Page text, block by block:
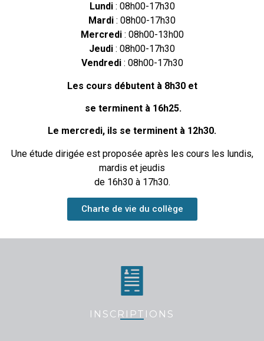
Lundi: 08h00-17h30
Mardi : 08h00-17h30
Mercredi: 08h00-13h00
Jeudi : 08h00-17h30
Vendredi: 08h00-17h30
Les cours débutent à 8h30 et
se terminent à 16h25.
Le mercredi, ils se terminent à 12h30.
Une étude dirigée est proposée après les cours les lundis,
mardis et jeudis
de 16h30 à 17h30.
Charte de vie du collège
INSCRIPTIONS